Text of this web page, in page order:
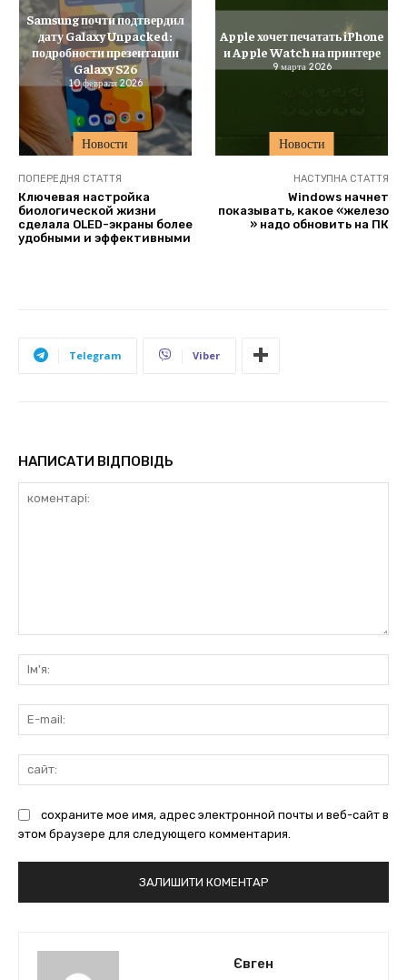
Новости
Samsung почти подтвердил
дату Galaxy Unpacked:
подробности презентации
Galaxy S26
10 февраля 2026
Новости
Apple хочет печатать iPhone
и Apple Watch на принтере
9 марта 2026
ПОПЕРЕДНЯ СТАТТЯ
Ключевая настройка
биологической жизни
сделала OLED-экраны более
удобными и эффективными
НАСТУПНА СТАТТЯ
Windows начнет
показывать, какое «железо
» надо обновить на ПК
Telegram Viber
НАПИСАТИ ВІДПОВІДЬ
сохраните мое имя, адрес электронной почты и веб-сайт в
этом браузере для следующего комментария.
Євген